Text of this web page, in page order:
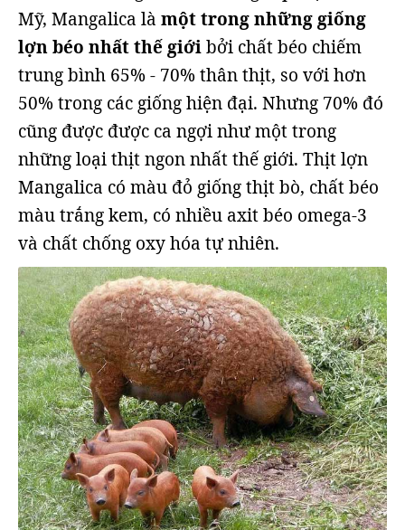
Mỹ, Mangalica là một trong những giống
lợn béo nhất thế giớibởi chất béo chiếm
trung bình 65% - 70% thân thịt, so với hơn
50% trong các giống hiện đại. Nhưng 70% đó
cũng được được ca ngợi như một trong
những loại thịt ngon nhất thế giới. Thịt lợn
Mangalica có màu đỏ giống thịt bò, chất béo
màu trắng kem, có nhiều axit béo omega-3
và chất chống oxy hóa tự nhiên.